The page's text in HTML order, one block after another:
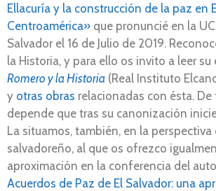
Ellacuría y la construcción de la paz en
Centroamérica» que pronuncié en la
Salvador el 16 de Julio de 2019.
la Historia, y para ello os invito a leer su
Romero y la Historia (Real Instituto
y otras obras relacionadas con ésta.
depende que tras su canonización
La situamos, también, en la perspectiva
salvadoreño, al que os ofrezco
aproximación en la conferencia del
Acuerdos de Paz de El Salvador: una